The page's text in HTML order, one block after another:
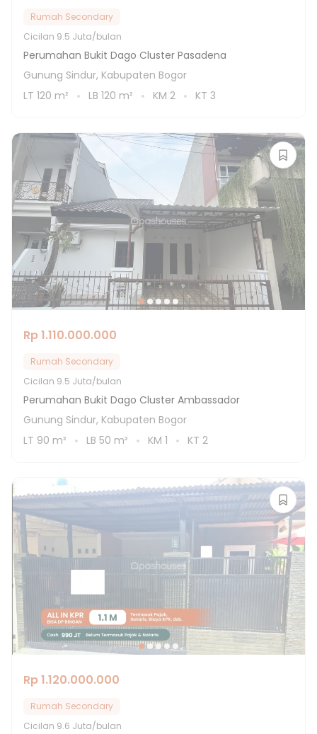
Rumah Secondary
Cicilan 9.5 Juta/bulan
Perumahan Bukit Dago Cluster Pasadena
Gunung Sindur, Kabupaten Bogor
LT 120 m² LB 120 m² KM 2 KT 3
Rp 1.110.000.000
Rumah Secondary
Cicilan 9.5 Juta/bulan
Perumahan Bukit Dago Cluster Ambassador
Gunung Sindur, Kabupaten Bogor
LT 90 m² LB 50 m² KM 1 KT 2
Rp 1.120.000.000
Rumah Secondary
Cicilan 9.6 Juta/bulan